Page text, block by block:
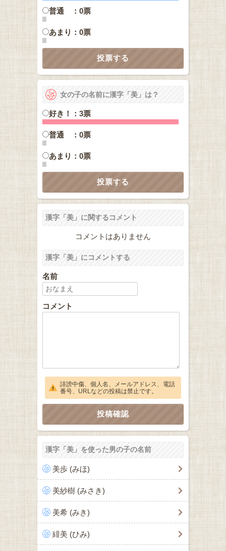
普通 ：0票
あまり：0票
女の子の名前に漢字「美」は？
好き！：3票
普通 ：0票
あまり：0票
漢字「美」に関するコメント
コメントはありません
漢字「美」にコメントする
名前
コメント
誹謗中傷、個人名、メールアドレス、電話
番号、URLなどの投稿は禁止です。
漢字「美」を使った男の子の名前
美歩 (みほ)
美紗樹 (みさき)
美希 (みき)
緋美 (ひみ)